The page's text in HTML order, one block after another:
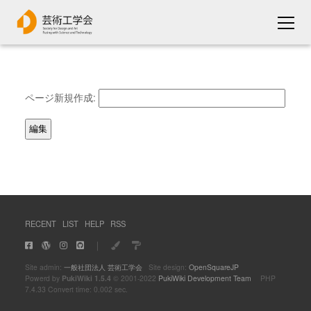
ページ新規作成:
RECENT LIST HELP RSS
｜
Site admin: 一般社団法人 芸術工学会Site design: OpenSquareJP
Powerd by PukiWiki 1.5.4 © 2001-2022 PukiWiki Development Team PHP
7.4.33 Convert time: 0.002 sec.